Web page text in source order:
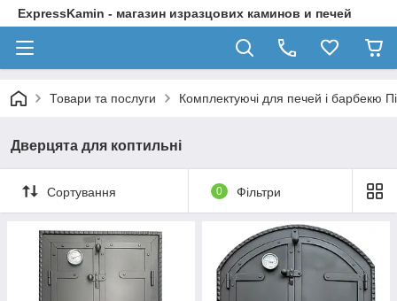
ExpressKamin - магазин изразцових каминов и печей
Товари та послуги Комплектуючі для печей і барбекю
Дверцята для коптильні
Сортування 0 Фільтри